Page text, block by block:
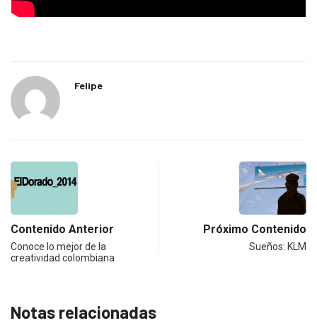
Felipe
Contenido Anterior
Conoce lo mejor de la
creatividad colombiana
Próximo Contenido
Sueños: KLM
Notas relacionadas